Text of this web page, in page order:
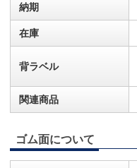
納期
在庫
背ラベル
関連商品
ゴム面について